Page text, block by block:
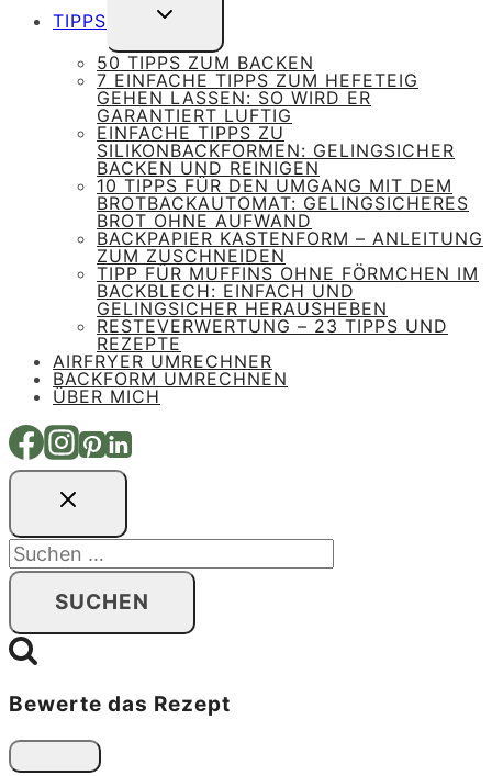
TIPPS
UNTERMENÜ
UMSCHALTEN
50 TIPPS ZUM BACKEN
7 EINFACHE TIPPS ZUM HEFETEIG
GEHEN LASSEN: SO WIRD ER
GARANTIERT LUFTIG
EINFACHE TIPPS ZU
SILIKONBACKFORMEN: GELINGSICHER
BACKEN UND REINIGEN
10 TIPPS FÜR DEN UMGANG MIT DEM
BROTBACKAUTOMAT: GELINGSICHERES
BROT OHNE AUFWAND
BACKPAPIER KASTENFORM – ANLEITUNG
ZUM ZUSCHNEIDEN
TIPP FÜR MUFFINS OHNE FÖRMCHEN IM
BACKBLECH: EINFACH UND
GELINGSICHER HERAUSHEBEN
RESTEVERWERTUNG – 23 TIPPS UND
REZEPTE
AIRFRYER UMRECHNER
BACKFORM UMRECHNEN
ÜBER MICH
Suchen
nach:
Bewerte das Rezept